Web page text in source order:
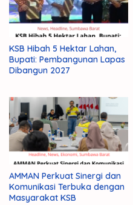
KSB Hibah 5 Hektar Lahan,
Bupati: Pembangunan Lapas
Dibangun 2027
AMMAN Perkuat Sinergi dan
Komunikasi Terbuka dengan
Masyarakat KSB